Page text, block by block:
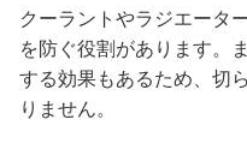
クーラントやラジエータ
を防ぐ役割があります。
する効果もあるため、切
りません。